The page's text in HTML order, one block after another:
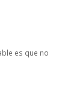
es que no